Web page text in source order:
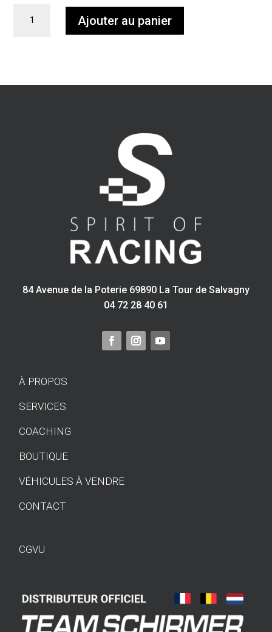
Ajouter au panier
84 Avenue de la Poterie 69890 La Tour de Salvagny
04 72 28 40 61
À PROPOS
SERVICES
COACHING
BOUTIQUE
VÉHICULES À VENDRE
CONTACT
CGVU